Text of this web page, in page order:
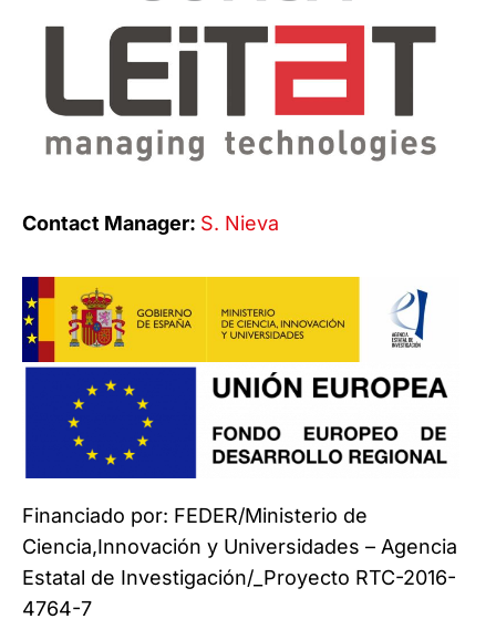
Contact Manager: S. Nieva
Financiado por: FEDER/Ministerio de
Ciencia,Innovación y Universidades – Agencia
Estatal de Investigación/_Proyecto RTC-2016-
4764-7